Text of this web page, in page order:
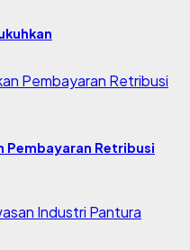
Pembayaran Retribusi